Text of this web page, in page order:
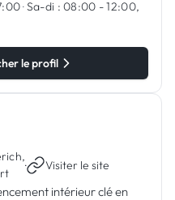
·Sa-di : 08:00 - 12:00,
le profil
· Visiter le site
intérieur clé en